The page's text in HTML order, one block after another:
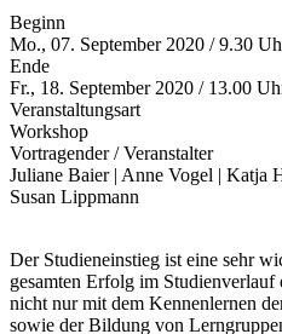
Beginn
Mo., 07. September 2020 / 9.30
Ende
Fr., 18. September 2020 / 13.00
Veranstaltungsart
Workshop
Vortragender / Veranstalter
Juliane Baier | Anne Vogel | Katja
Susan Lippmann
Der Studieneinstieg ist eine sehr
gesamten Erfolg im Studienverlauf
nicht nur mit dem Kennenlernen
sowie der Bildung von